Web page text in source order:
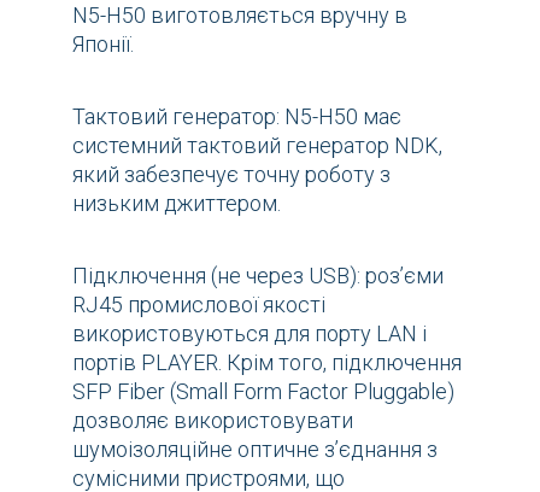
N5-H50 виготовляється вручну в
Японії.
Тактовий генератор: N5-H50 має
системний тактовий генератор NDK,
який забезпечує точну роботу з
низьким джиттером.
Підключення (не через USB): роз’єми
RJ45 промислової якості
використовуються для порту LAN і
портів PLAYER. Крім того, підключення
SFP Fiber (Small Form Factor Pluggable)
дозволяє використовувати
шумоізоляційне оптичне з’єднання з
сумісними пристроями, що